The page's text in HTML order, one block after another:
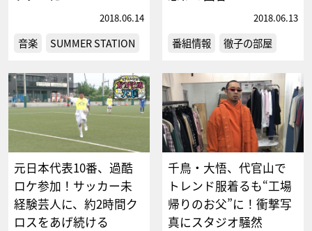
2018.06.14
音楽 SUMMER STATION
2018.06.13
番組情報 徹子の部屋
元日本代表10番、過酷
ロケ参加！サッカー未
経験芸人に、約2時間ク
ロスをあげ続ける
千鳥・大悟、代官山で
トレンド服着るも“工場
帰りのお父”に！衝撃写
真にスタジオ騒然